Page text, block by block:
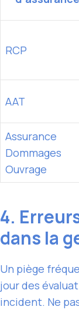
RCP
AAT
Assurance
Dommages
Ouvrage
4.
dans la
Un piège
jour des
incident. Ne